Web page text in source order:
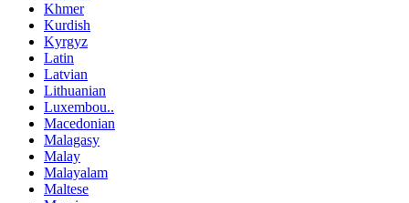
Khmer
Kurdish
Kyrgyz
Latin
Latvian
Lithuanian
Luxembou..
Macedonian
Malagasy
Malay
Malayalam
Maltese